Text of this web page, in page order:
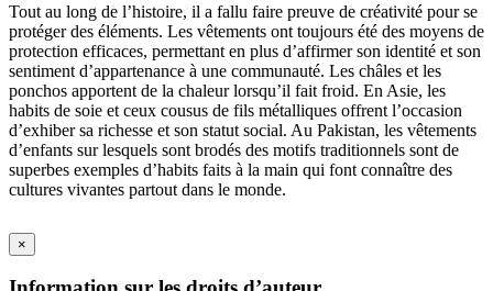
Tout au long de l’histoire, il a fallu faire preuve de créativité pour se
protéger des éléments. Les vêtements ont toujours été des moyens de
protection efficaces, permettant en plus d’affirmer son identité et son
sentiment d’appartenance à une communauté. Les châles et les
ponchos apportent de la chaleur lorsqu’il fait froid. En Asie, les
habits de soie et ceux cousus de fils métalliques offrent l’occasion
d’exhiber sa richesse et son statut social. Au Pakistan, les vêtements
d’enfants sur lesquels sont brodés des motifs traditionnels sont de
superbes exemples d’habits faits à la main qui font connaître des
cultures vivantes partout dans le monde.
×